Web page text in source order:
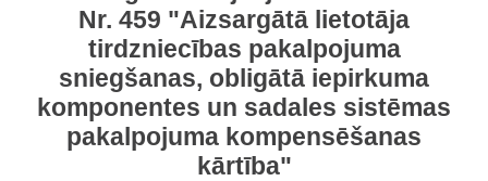
Nr. 459 "Aizsargātā lietotāja
tirdzniecības pakalpojuma
sniegšanas, obligātā iepirkuma
komponentes un sadales sistēmas
pakalpojuma kompensēšanas
kārtība"